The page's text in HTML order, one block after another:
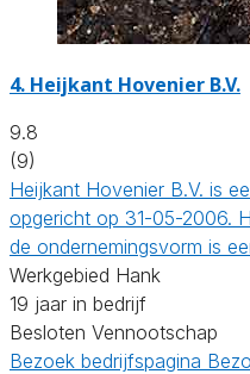
4. Heijkant Hovenier B.V.
9.8
(9)
Heijkant Hovenier B.V. is
opgericht op 31-05-2006.
de ondernemingsvorm is
Werkgebied Hank
19 jaar in bedrijf
Besloten Vennootschap
Bezoek bedrijfspagina